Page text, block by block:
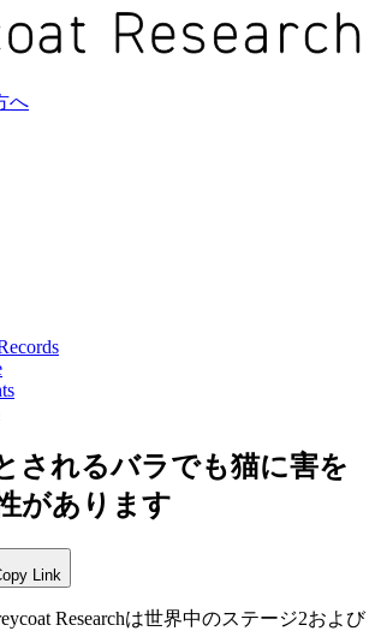
へ
されるバラでも猫に害を
があります
Link
Researchは世界中のステージ2および